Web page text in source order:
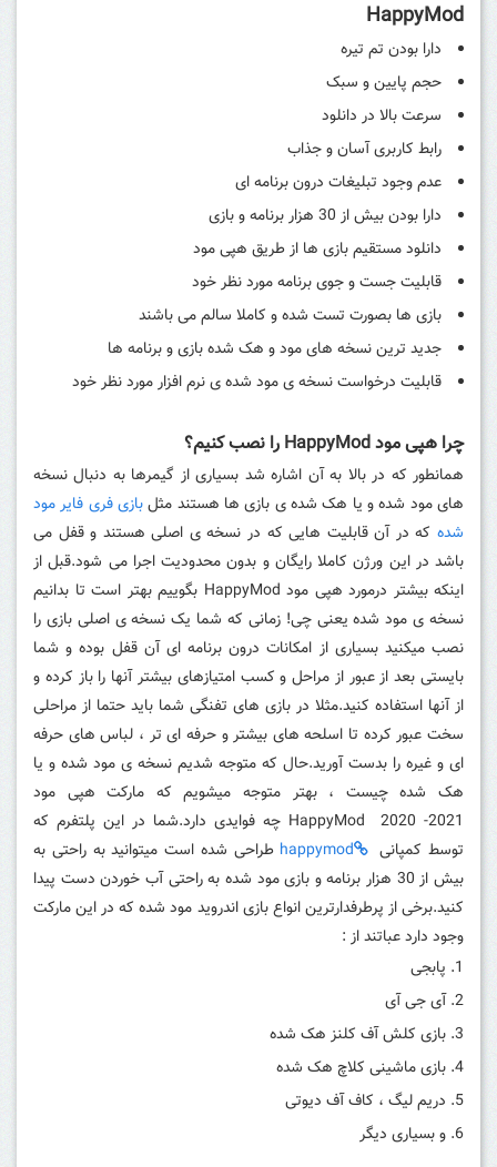
HappyMod
دارا بودن تم تیره
حجم پایین و سبک
سرعت بالا در دانلود
رابط کاربری آسان و جذاب
عدم وجود تبلیغات درون برنامه ای
دارا بودن بیش از 30 هزار برنامه و بازی
دانلود مستقیم بازی ها از طریق هپی مود
قابلیت جست و جوی برنامه مورد نظر خود
بازی ها بصورت تست شده و کاملا سالم می باشند
جدید ترین نسخه های مود و هک شده بازی و برنامه ها
قابلیت درخواست نسخه ی مود شده ی نرم افزار مورد نظر خود
چرا هپی مود HappyMod را نصب کنیم؟
همانطور که در بالا به آن اشاره شد بسیاری از گیمرها به دنبال نسخه
های مود شده و یا هک شده ی بازی ها هستند مثلبازی فری فایر مود
شده که در آن قابلیت هایی که در نسخه ی اصلی هستند و قفل می
باشد در این ورژن کاملا رایگان و بدون محدودیت اجرا می شود.قبل از
اینکه بیشتر درمورد هپی مود HappyMod بگوییم بهتر است تا بدانیم
نسخه ی مود شده یعنی چی! زمانی که شما یک نسخه ی اصلی بازی را
نصب میکنید بسیاری از امکانات درون برنامه ای آن قفل بوده و شما
بایستی بعد از عبور از مراحل و کسب امتیازهای بیشتر آنها را باز کرده و
از آنها استفاده کنید.مثلا در بازی های تفنگی شما باید حتما از مراحلی
سخت عبور کرده تا اسلحه های بیشتر و حرفه ای تر ، لباس های حرفه
ای و غیره را بدست آورید.حال که متوجه شدیم نسخه ی مود شده و یا
هک شده چیست ، بهتر متوجه میشویم که مارکت هپی مود
HappyMod 2020 -2021 چه فوایدی دارد.شما در این پلتفرم که
توسط کمپانی
happymod طراحی شده است میتوانید به راحتی به
بیش از 30 هزار برنامه و بازی مود شده به راحتی آب خوردن دست پیدا
کنید.برخی از پرطرفدارترین انواع بازی اندروید مود شده که در این مارکت
وجود دارد عباتند از :
پابجی
آی جی آی
بازی کلش آف کلنز هک شده
بازی ماشینی کلاچ هک شده
دریم لیگ ، کاف آف دیوتی
و بسیاری دیگر